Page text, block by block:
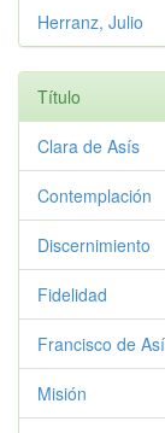
Herranz, Julio
Título
Clara de Asís
Contemplación
Discernimiento
Fidelidad
Francisco de
Misión